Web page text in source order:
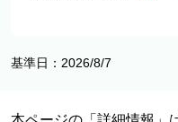
基準日：2026/8/7